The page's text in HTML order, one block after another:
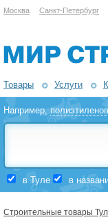
Москва Санкт-Петербург
Товары Услуги
Например,
в Туле в
Строительные товары